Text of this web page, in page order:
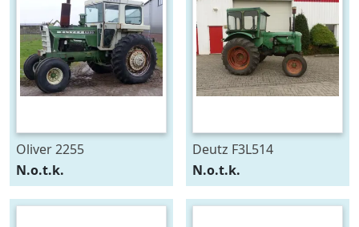
Oliver 2255
N.o.t.k.
Deutz F3L514
N.o.t.k.